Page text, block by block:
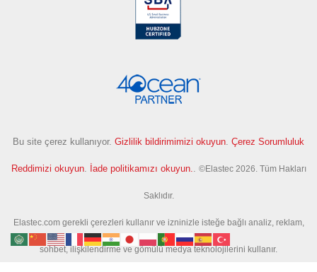
Bu site çerez kullanıyor. Gizlilik bildirimimizi okuyun. Çerez Sorumluluk
Reddimizi okuyun. İade politikamızı okuyun.. ©Elastec 2026. Tüm Hakları
Saklıdır.
Elastec.com gerekli çerezleri kullanır ve izninizle isteğe bağlı analiz, reklam,
sohbet, ilişkilendirme ve gömülü medya teknolojilerini kullanır.